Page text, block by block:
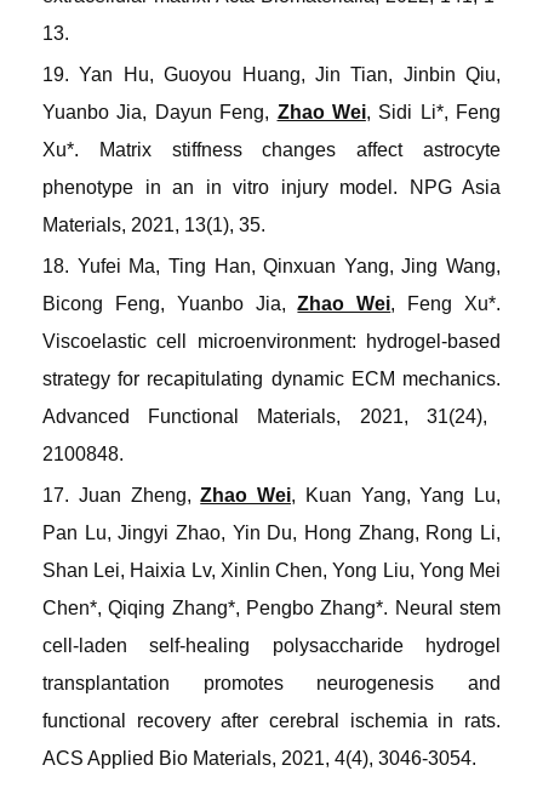
13.
19. Yan Hu, Guoyou Huang, Jin Tian, Jinbin Qiu,
Yuanbo Jia, Dayun Feng, Zhao Wei, Sidi Li*, Feng
Xu*. Matrix stiffness changes affect astrocyte
phenotype in an in vitro injury model .
NPG Asia
Materials, 2021, 13(1), 35.
18. Yufei Ma, Ting Han, Qinxuan Yang, Jing Wang,
Bicong Feng, Yuanbo Jia,Zhao Wei, Feng Xu*.
Viscoelastic cell microenvironment: hydrogel -based
strategy for recapitulating dynamic ECM mechanics.
Advanced Functional Materials, 2021, 31(24),
2100848.
17. Juan Zheng,Zhao Wei, Kuan Yang, Yang Lu,
Pan Lu, Jingyi Zhao, Yin Du, Hong Zhang, Rong Li,
Shan Lei, Haixia Lv, Xinlin Chen, Yong Liu, Yong Mei
Chen*, Qiqing Zhang*, Pengbo Zhang*. Neural stem
cell-laden self-healing polysaccharide hydrogel
transplantation promotes neurogenesis and
functional recovery after cerebral ischemia in rats.
ACS Applied Bio Materials, 2021, 4(4), 3046-3054.